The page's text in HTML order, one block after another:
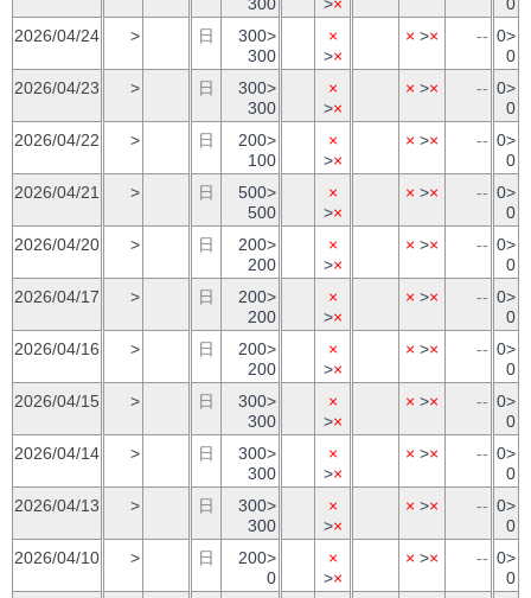
2026/04/24
> 日
300>
300
×
>×
× >× -- 0>
0
2026/04/23
> 日
300>
300
×
>×
× >× -- 0>
0
2026/04/22
> 日
200>
100
×
>×
× >× -- 0>
0
2026/04/21
> 日
500>
500
×
>×
× >× -- 0>
0
2026/04/20
> 日
200>
200
×
>×
× >× -- 0>
0
2026/04/17
> 日
200>
200
×
>×
× >× -- 0>
0
2026/04/16
> 日
200>
200
×
>×
× >× -- 0>
0
2026/04/15
> 日
300>
300
×
>×
× >× -- 0>
0
2026/04/14
> 日
300>
300
×
>×
× >× -- 0>
0
2026/04/13
> 日
300>
300
×
>×
× >× -- 0>
0
2026/04/10
> 日
200>
0
×
>×
× >× -- 0>
0